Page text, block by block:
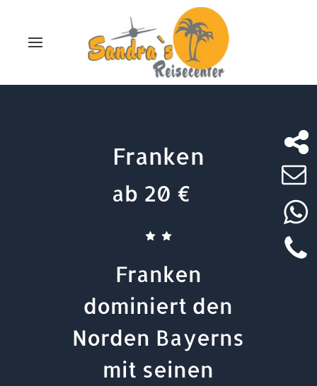
Franken
ab 20 €
Franken
dominiert den
Norden Bayerns
mit seinen